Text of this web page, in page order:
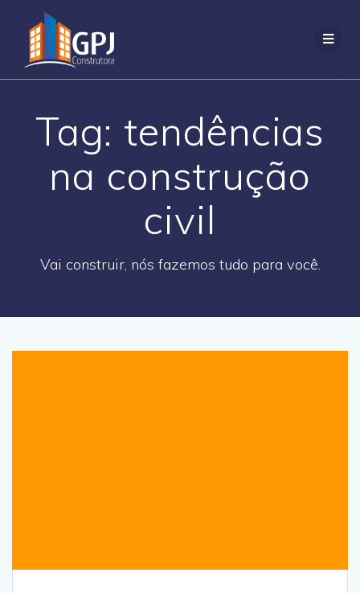
Tag: tendências
na construção
civil
Vai construir, nós fazemos tudo para você.